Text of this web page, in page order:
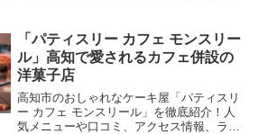
「パティスリー カフェ モンスリー
ル」高知で愛されるカフェ併設の
洋菓子店
高知市のおしゃれなケーキ屋「パティスリ
ー カフェ モンスリール」を徹底紹介！人
気メニューや口コミ、アクセス情報、ラン